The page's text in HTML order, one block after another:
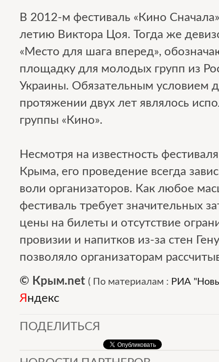
В 2012-м фестиваль «Кино
летию Виктора Цоя. Тогда же
«Место для шага вперед»,
площадку для молодых групп из
Украины. Обязательным условием
протяжении двух лет являлось
группы «Кино».
Несмотря на известность
Крыма, его проведение всегда
воли организаторов. Как любое
фестиваль требует значительных
цены на билеты и отсутствие
провизии и напитков из-за стен
позволяло организаторам
© Крым.net ( По материалам : РИА
Я ндекс
ПОДЕЛИТЬСЯ